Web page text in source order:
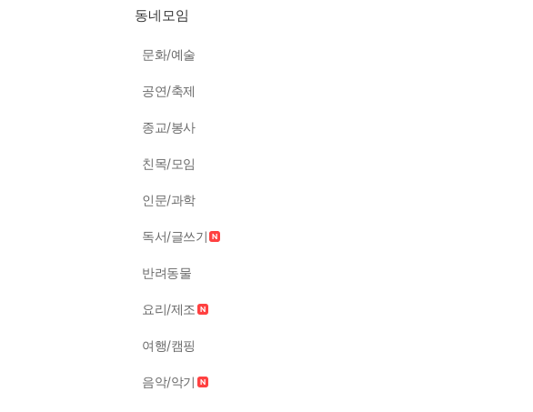
동네모임
문화/예술
공연/축제
종교/봉사
친목/모임
인문/과학
독서/글쓰기
반려동물
요리/제조
여행/캠핑
음악/악기